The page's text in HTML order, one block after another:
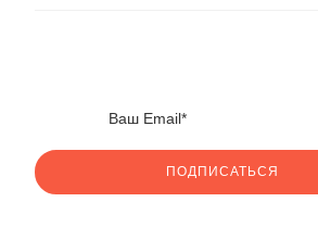
ПОДПИСАТЬСЯ